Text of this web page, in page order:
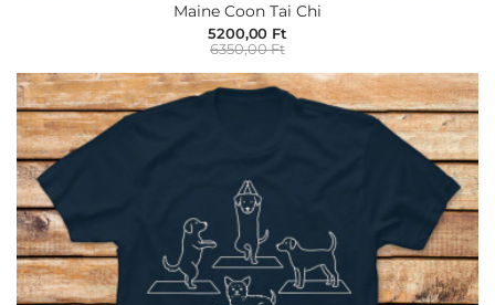
Maine Coon Tai Chi
5200,00 Ft
6350,00 Ft